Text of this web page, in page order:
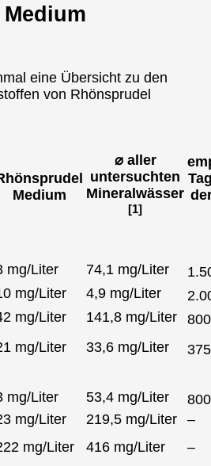
eine Übersicht zu den
von Rhönsprudel
Medium
⌀ aller
untersuchten
Mineralwässer
[1]
mg/Liter 74,1 mg/Liter
mg/Liter 4,9 mg/Liter
mg/Liter 141,8 mg/Liter
mg/Liter 33,6 mg/Liter
mg/Liter 53,4 mg/Liter
mg/Liter 219,5 mg/Liter
–
mg/Liter 416 mg/Liter
–